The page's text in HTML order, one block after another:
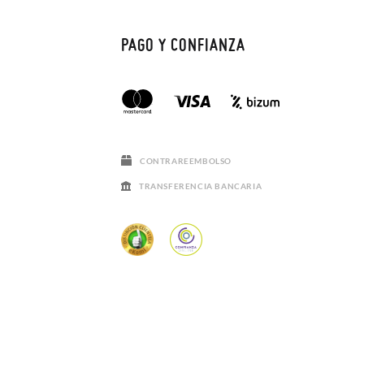
PAGO Y CONFIANZA
CONTRAREEMBOLSO
TRANSFERENCIA BANCARIA